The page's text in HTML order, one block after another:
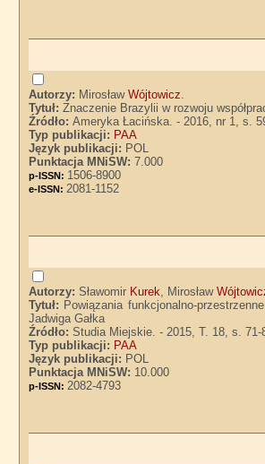
Autorzy: MirosławWójtowicz.
Tytuł:Znaczenie Brazylii w rozwoju
Źródło:Ameryka Łacińska. - 2016, nr 1, s.
Typ publikacji: PAA
Język publikacji: POL
Punktacja MNiSW:7.000
p-ISSN: 1506-8900
e-ISSN: 2081-1152
Autorzy:Sławomir Kurek, Mirosław
Tytuł: Powiązania funkcjonalno-
Jadwiga Gałka
Źródło:Studia Miejskie. - 2015, T. 18, s. 71-
Typ publikacji: PAA
Język publikacji: POL
Punktacja MNiSW: 10.000
p-ISSN: 2082-4793